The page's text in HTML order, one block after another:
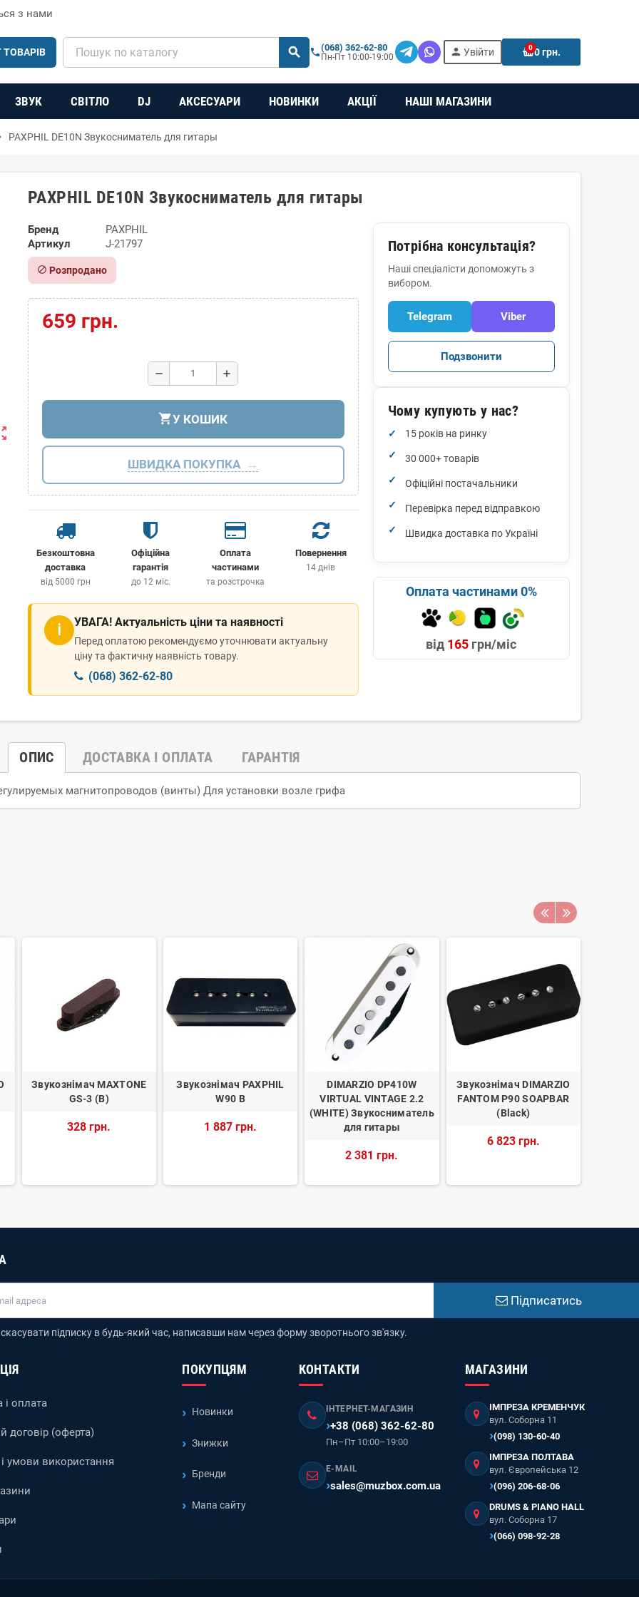
з нами
ТОВАРІВ search person Увійти 00 грн.
phone(068) 362-62-80
Пн-Пт 10:00-19:00
ЗВУК СВІТЛО DJ АКСЕСУАРИ НОВИНКИ АКЦІЇ НАШІ МАГАЗИНИ
PAXPHIL DE10N Звукосниматель для гитары
PAXPHIL DE10N Звукосниматель для гитары
Бренд
PAXPHIL
Артикул
J-21797
block Розпродано
659 грн.
remove add
shopping_cartУ КОШИК
ШВИДКА ПОКУПКА
Безкоштовна
доставка
від 5000 грн
Офіційна
гарантія
до 12 міс.
Оплата
частинами
та розстрочка
Повернення
14 днів
ℹ УВАГА! Актуальність ціни та наявності
Перед оплатою рекомендуємо уточнювати актуальну
ціну та фактичну наявність товару.
(068) 362-62-80
Потрібна консультація?
Наші спеціалісти допоможуть з
вибором.
Telegram Viber
Подзвонити
Чому купують у нас?
15 років на ринку
30 000+ товарів
Офіційні постачальники
Перевірка перед відправкою
Швидка доставка по Україні
Оплата частинами 0%
від 165 грн/міс
ОПИС ДОСТАВКА І ОПЛАТА ГАРАНТІЯ
магнитопроводов (винты) Для установки возле грифа
Звукознімач MAXTONE
GS-3 (B)
328 грн.
Звукознімач PAXPHIL
W90 B
1 887 грн.
DIMARZIO DP410W
VIRTUAL VINTAGE 2.2
(WHITE) Звукосниматель
для гитары
2 381 грн.
Звукознімач DIMARZIO
FANTOM P90 SOAPBAR
(Black)
6 823 грн.
Підписатись
підписку в будь-який час, написавши нам через форму зворотнього зв'язку.
і оплата
договір (оферта)
умови використання
ПОКУПЦЯМ
Новинки
Знижки
Бренди
Мапа сайту
КОНТАКТИ
ІНТЕРНЕТ-МАГАЗИН
+38 (068) 362-62-80
Пн–Пт 10:00–19:00
E-MAIL
sales@muzbox.com.ua
МАГАЗИНИ
ІМПРЕЗА КРЕМЕНЧУК
вул. Соборна 11
(098) 130-60-40
ІМПРЕЗА ПОЛТАВА
вул. Європейська 12
(096) 206-68-06
DRUMS & PIANO HALL
вул. Соборна 17
(066) 098-92-28